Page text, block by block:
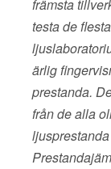
främsta
testa de
ärlig
prestanda.
från de alla